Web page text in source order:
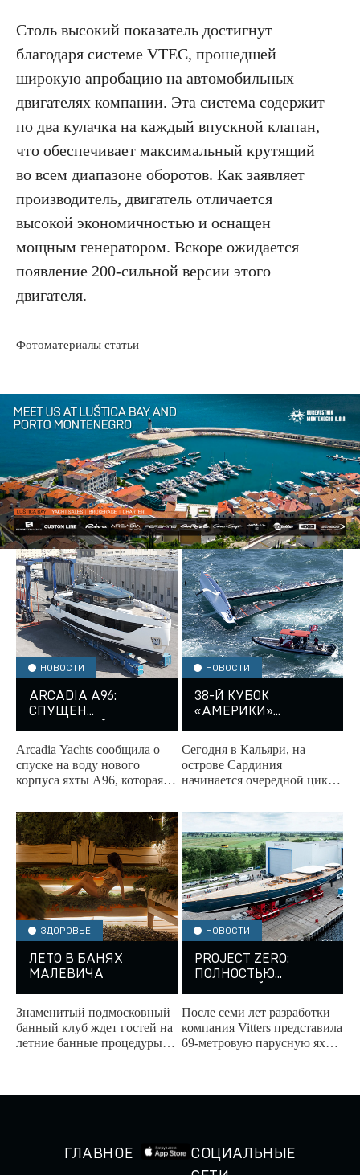
Столь высокий показатель достигнут
благодаря системе VTEC, прошедшей
широкую апробацию на автомобильных
двигателях компании. Эта система содержит
по два кулачка на каждый впускной клапан,
что обеспечивает максимальный крутящий
во всем диапазоне оборотов. Как заявляет
производитель, двигатель отличается
высокой экономичностью и оснащен
мощным генератором. Вскоре ожидается
появление 200-сильной версии этого
двигателя.
Фотоматериалы статьи
НОВОСТИ
ARCADIA A96:
СПУЩЕН
Arcadia Yachts сообщила о
спуске на воду нового
корпуса яхты A96, которая
высокий уровень
персонализации и
показывает...
НОВОСТИ
38-Й КУБОК
«АМЕРИКИ»
Сегодня в Кальяри, на
острове Сардиния
начинается очередной цикл
экипажей выйдут на старт
предварительной регаты
на...
ЗДОРОВЬЕ
ЛЕТО В БАНЯХ
МАЛЕВИЧА
Знаменитый подмосковный
банный клуб ждет гостей на
летние банные процедуры.
НОВОСТИ
PROJECT ZERO:
ПОЛНОСТЬЮ
VITTERS ВЫШЕЛ В
СВЕТ
После семи лет разработки
компания Vitters представила
69-метровую парусную яхту
ГЛАВНОЕ
СОЦИАЛЬНЫЕ